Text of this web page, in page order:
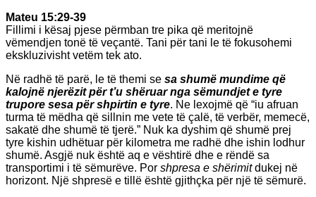
Mateu 15:29-39
Fillimi i kësaj pjese përmban tre pika që meritojnë
vëmendjen tonë të veçantë. Tani për tani le të fokusohemi
ekskluzivisht vetëm tek ato.
Në radhë të parë, le të themi se sa shumë mundime që
kalojnë njerëzit për t’u shëruar nga sëmundjet e tyre
trupore sesa për shpirtin e tyre. Ne lexojmë që “iu afruan
turma të mëdha që sillnin me vete të çalë, të verbër, memecë,
sakatë dhe shumë të tjerë.” Nuk ka dyshim që shumë prej
tyre kishin udhëtuar për kilometra me radhë dhe ishin lodhur
shumë. Asgjë nuk është aq e vështirë dhe e rëndë sa
transportimi i të sëmurëve. Por shpresa e shërimitdukej në
horizont. Një shpresë e tillë është gjithçka për një të sëmurë.